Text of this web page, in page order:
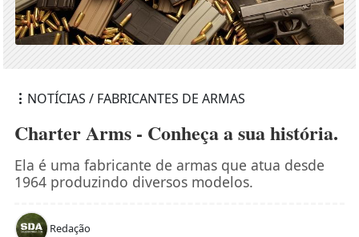
NOTÍCIAS / FABRICANTES DE ARMAS
Charter Arms - Conheça a sua história.
Ela é uma fabricante de armas que atua desde
1964 produzindo diversos modelos.
Redação